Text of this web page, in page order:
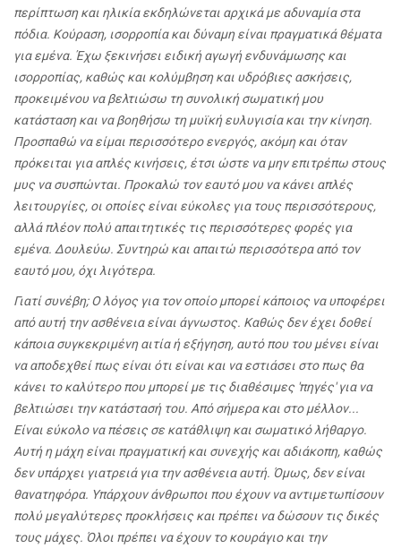
περίπτωση και ηλικία εκδηλώνεται αρχικά με αδυναμία στα
πόδια. Κούραση, ισορροπία και δύναμη είναι πραγματικά θέματα
για εμένα. Έχω ξεκινήσει ειδική αγωγή ενδυνάμωσης και
ισορροπίας, καθώς και κολύμβηση και υδρόβιες ασκήσεις,
προκειμένου να βελτιώσω τη συνολική σωματική μου
κατάσταση και να βοηθήσω τη μυϊκή ευλυγισία και την κίνηση.
Προσπαθώ να είμαι περισσότερο ενεργός, ακόμη και όταν
πρόκειται για απλές κινήσεις, έτσι ώστε να μην επιτρέπω στους
μυς να συσπώνται. Προκαλώ τον εαυτό μου να κάνει απλές
λειτουργίες, οι οποίες είναι εύκολες για τους περισσότερους,
αλλά πλέον πολύ απαιτητικές τις περισσότερες φορές για
εμένα. Δουλεύω. Συντηρώ και απαιτώ περισσότερα από τον
εαυτό μου, όχι λιγότερα.
Γιατί συνέβη; Ο λόγος για τον οποίο μπορεί κάποιος να υποφέρει
από αυτή την ασθένεια είναι άγνωστος. Καθώς δεν έχει δοθεί
κάποια συγκεκριμένη αιτία ή εξήγηση, αυτό που του μένει είναι
να αποδεχθεί πως είναι ότι είναι και να εστιάσει στο πως θα
κάνει το καλύτερο που μπορεί με τις διαθέσιμες 'πηγές' για να
βελτιώσει την κατάστασή του. Από σήμερα και στο μέλλον...
Είναι εύκολο να πέσεις σε κατάθλιψη και σωματικό λήθαργο.
Αυτή η μάχη είναι πραγματική και συνεχής και αδιάκοπη, καθώς
δεν υπάρχει γιατρειά για την ασθένεια αυτή. Όμως, δεν είναι
θανατηφόρα. Υπάρχουν άνθρωποι που έχουν να αντιμετωπίσουν
πολύ μεγαλύτερες προκλήσεις και πρέπει να δώσουν τις δικές
τους μάχες. Όλοι πρέπει να έχουν το κουράγιο και την